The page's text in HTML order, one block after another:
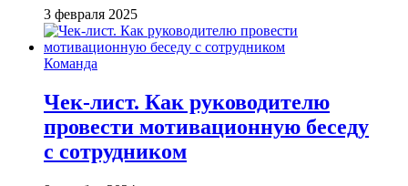
3 февраля 2025
Команда
Чек-лист. Как руководителю
провести мотивационную беседу
с сотрудником